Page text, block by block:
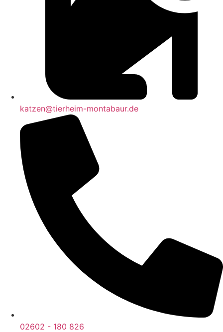
katzen@tierheim-montabaur.de
02602 - 180 826